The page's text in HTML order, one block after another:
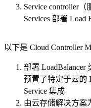
Service controller
Services 部署 Load
以下是 Cloud Controller
部署 LoadBalancer
预置了特定于云的
Service 集成
由云存储解决方案